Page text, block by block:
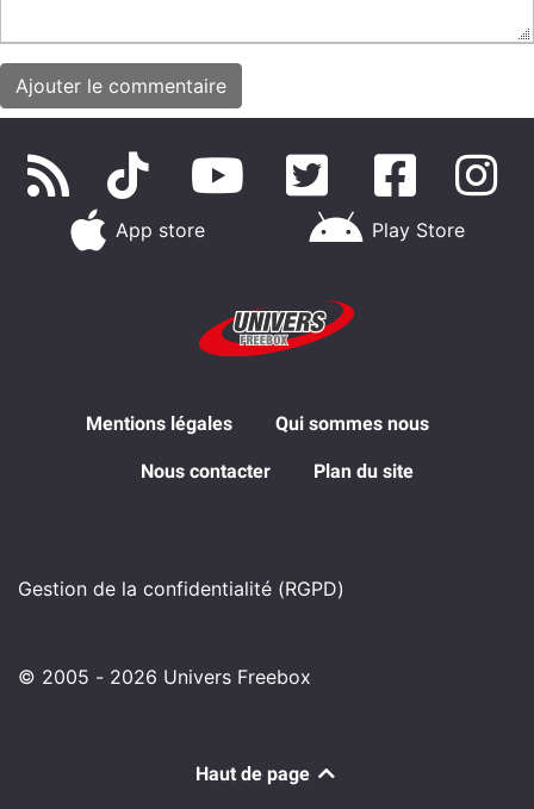
App store Play Store
Mentions légales Qui sommes nous
Nous contacter Plan du site
Gestion de la confidentialité (RGPD)
© 2005 - 2026 Univers Freebox
Haut de page